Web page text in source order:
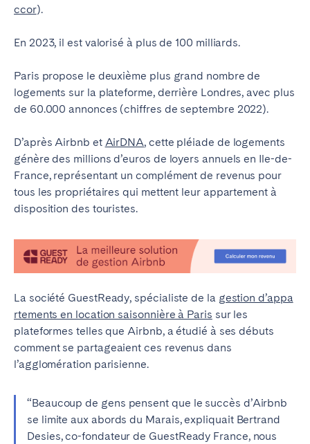
ccor).
En 2023, il est valorisé à plus de 100 milliards.
Paris propose le deuxième plus grand nombre de
logements sur la plateforme, derrière Londres, avec plus
de 60.000 annonces (chiffres de septembre 2022).
D’après Airbnb et AirDNA, cette pléiade de logements
génère des millions d’euros de loyers annuels en Ile-de-
France, représentant un complément de revenus pour
tous les propriétaires qui mettent leur appartement à
disposition des touristes.
La société GuestReady, spécialiste de la gestion d’appa
rtements en location saisonnière à Paris sur les
plateformes telles que Airbnb, a étudié à ses débuts
comment se partageaient ces revenus dans
l’agglomération parisienne.
“Beaucoup de gens pensent que le succès d’Airbnb
se limite aux abords du Marais, expliquait Bertrand
Desies, co-fondateur de GuestReady France, nous
ANDALUSIA
Almería
Cádiz
Huelva
Málaga
Seville
CANARY ISLANDS
El Hierro
Fuerteventura
Gran Canaria
La Gomera
La Palma
SWITZERLAND
Basel
Bern
Geneva
Lucerne
Zug
Zürich
Dubaï